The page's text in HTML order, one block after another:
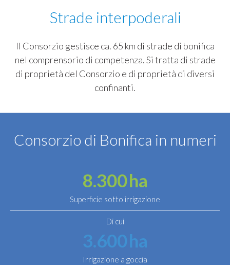
Strade interpoderali
Il Consorzio gestisce ca. 65 km di strade di bonifica
nel comprensorio di competenza. Si tratta di strade
di proprietà del Consorzio e di proprietà di diversi
confinanti.
Consorzio di Bonifica in numeri
8.300ha
Superficie sotto irrigazione
Di cui
3.600ha
Irrigazione a goccia